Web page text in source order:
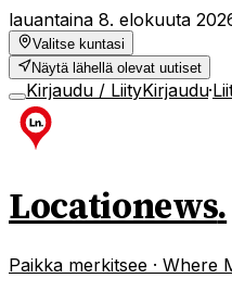
lauantaina 8. elokuuta
Valitse kuntasi
Näytä lähellä olevat uutiset
Kirjaudu / LiityKirjaudu·
Locationews.
Paikka merkitsee · Where